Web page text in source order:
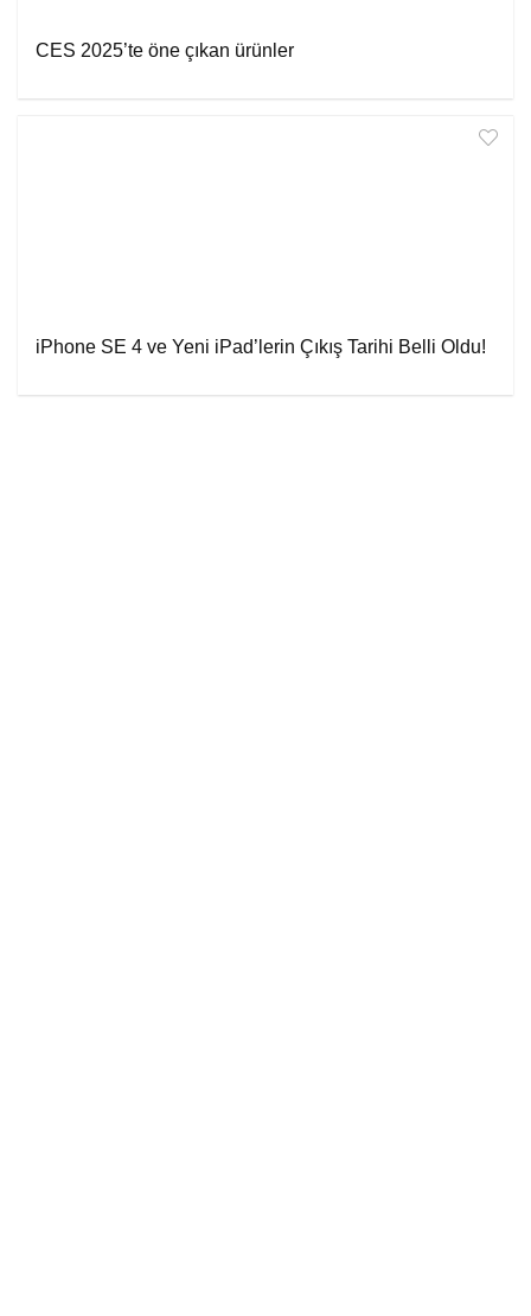
CES 2025’te öne çıkan ürünler
iPhone SE 4 ve Yeni iPad’lerin Çıkış Tarihi Belli Oldu!